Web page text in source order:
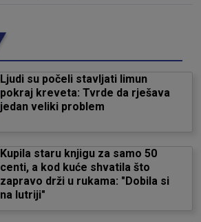
Ljudi su počeli stavljati limun
pokraj kreveta: Tvrde da rješava
jedan veliki problem
Kupila staru knjigu za samo 50
centi, a kod kuće shvatila što
zapravo drži u rukama: "Dobila si
na lutriji"